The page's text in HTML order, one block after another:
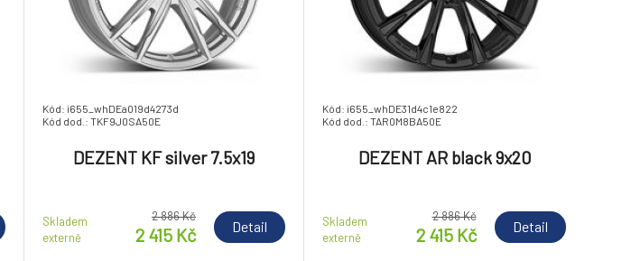
Kód: i655_whDEa019d4273d
Kód dod.: TKF9J0SA50E
DEZENT KF silver 7.5x19
Skladem
externě
2 886 Kč
2 415 Kč Detail
Kód: i655_whDE31d4c1e822
Kód dod.: TAR0M8BA50E
DEZENT AR black 9x20
Skladem
externě
2 886 Kč
2 415 Kč Detail